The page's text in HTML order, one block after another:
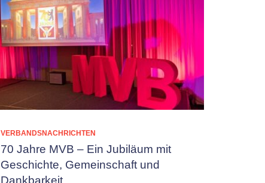
VERBANDSNACHRICHTEN
70 Jahre MVB – Ein Jubiläum mit
Geschichte, Gemeinschaft und
Dankbarkeit